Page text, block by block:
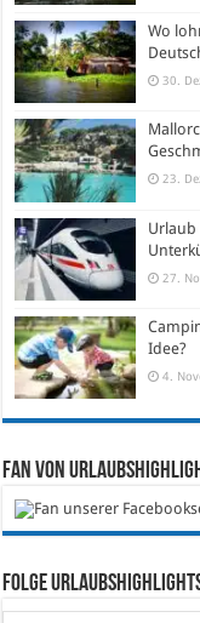
Wo
30.
23.
Urlaub
27.
Idee?
4.
Fan von
Folge